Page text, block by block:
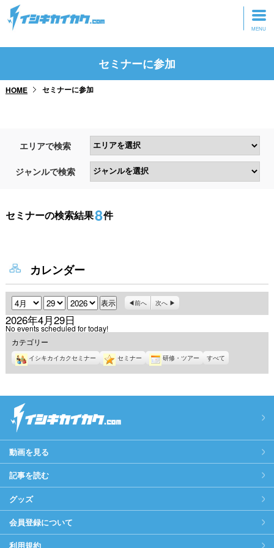
トップページ
研修・ツアーに参加
セミナーに参加
HOME セミナーに参加
エリアで検索
ジャンルで検索
セミナーの検索結果8件
カレンダー
月 日 年 前へ 次へ
2026年4月29日
No events scheduled for today!
カテゴリー
イシキカイカクセミナー セミナー 研修・ツアー すべて
動画を見る
記事を読む
グッズ
会員登録について